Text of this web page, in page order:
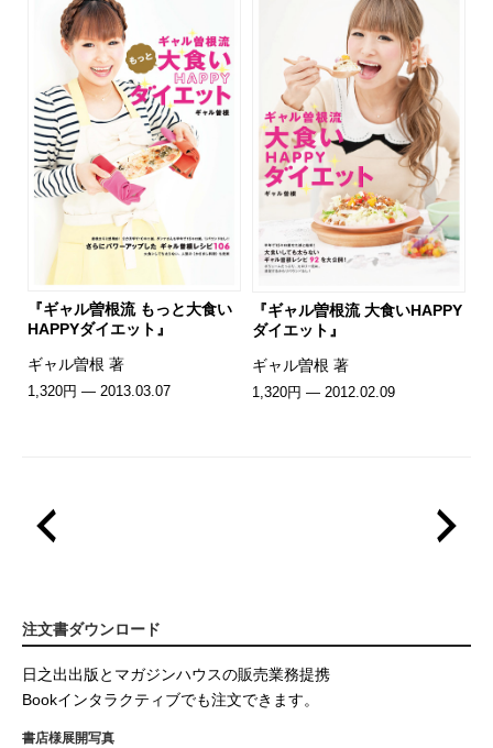
『ギャル曽根流 もっと大食い
HAPPYダイエット』
ギャル曽根 著
1,320円 — 2013.03.07
『ギャル曽根流 大食いHAPPY
ダイエット』
ギャル曽根 著
1,320円 — 2012.02.09
注文書ダウンロード
日之出出版とマガジンハウスの販売業務提携
Bookインタラクティブでも注文できます。
書店様展開写真